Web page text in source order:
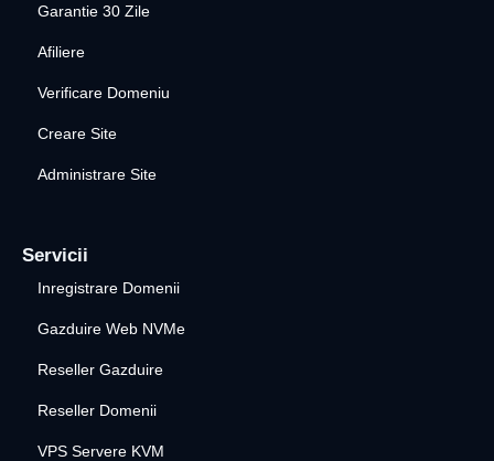
Garantie 30 Zile
Afiliere
Verificare Domeniu
Creare Site
Administrare Site
Servicii
Inregistrare Domenii
Gazduire Web NVMe
Reseller Gazduire
Reseller Domenii
VPS Servere KVM